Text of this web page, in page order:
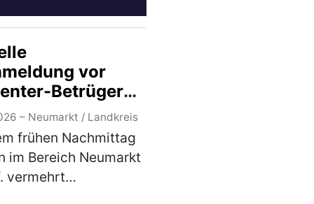
vor
Betrügern
Neumarkt
– Neumarkt / Landkreis
frühen Nachmittag
im Bereich Neumarkt
vermehrt